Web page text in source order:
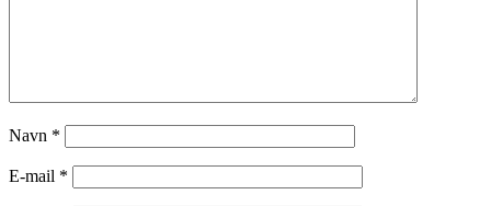
Navn *
E-mail *